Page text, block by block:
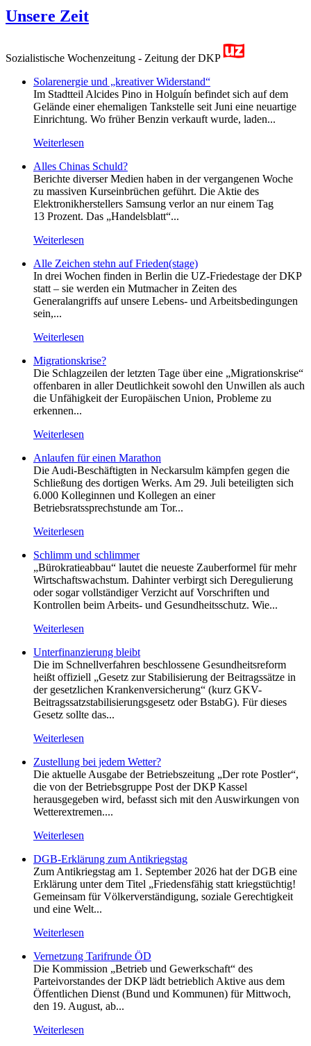
Unsere Zeit
Sozialistische Wochenzeitung - Zeitung der DKP
Solarenergie und „kreativer Widerstand“
Im Stadtteil Alcides Pino in Holguín befindet sich auf dem
Gelände einer ehemaligen Tankstelle seit Juni eine neuartige
Einrichtung. Wo früher Benzin verkauft wurde, laden...
Weiterlesen
Alles Chinas Schuld?
Berichte diverser Medien haben in der vergangenen Woche
zu massiven Kurseinbrüchen geführt. Die Aktie des
Elektronikherstellers Samsung verlor an nur einem Tag
13 Prozent. Das „Handelsblatt“...
Weiterlesen
Alle Zeichen stehn auf Frieden(stage)
In drei Wochen finden in Berlin die UZ-Friedestage der DKP
statt – sie werden ein Mutmacher in Zeiten des
Generalangriffs auf unsere Lebens- und Arbeitsbedingungen
sein,...
Weiterlesen
Migrationskrise?
Die Schlagzeilen der letzten Tage über eine „Migrationskrise“
offenbaren in aller Deutlichkeit sowohl den Unwillen als auch
die Unfähigkeit der Europäischen Union, Probleme zu
erkennen...
Weiterlesen
Anlaufen für einen Marathon
Die Audi-Beschäftigten in Neckarsulm kämpfen gegen die
Schließung des dortigen Werks. Am 29. Juli beteiligten sich
6.000 Kolleginnen und Kollegen an einer
Betriebsratssprechstunde am Tor...
Weiterlesen
Schlimm und schlimmer
„Bürokratieabbau“ lautet die neueste Zauberformel für mehr
Wirtschaftswachstum. Dahinter verbirgt sich Deregulierung
oder sogar vollständiger Verzicht auf Vorschriften und
Kontrollen beim Arbeits- und Gesundheitsschutz. Wie...
Weiterlesen
Unterfinanzierung bleibt
Die im Schnellverfahren beschlossene Gesundheitsreform
heißt offiziell „Gesetz zur Stabilisierung der Beitragssätze in
der gesetzlichen Krankenversicherung“ (kurz GKV-
Beitragssatzstabilisierungsgesetz oder BstabG). Für dieses
Gesetz sollte das...
Weiterlesen
Zustellung bei jedem Wetter?
Die aktuelle Ausgabe der Betriebszeitung „Der rote Postler“,
die von der Betriebsgruppe Post der DKP Kassel
herausgegeben wird, befasst sich mit den Auswirkungen von
Wetterextremen....
Weiterlesen
DGB-Erklärung zum Antikriegstag
Zum Antikriegstag am 1. September 2026 hat der DGB eine
Erklärung unter dem Titel „Friedensfähig statt kriegstüchtig!
Gemeinsam für Völkerverständigung, soziale Gerechtigkeit
und eine Welt...
Weiterlesen
Vernetzung Tarifrunde ÖD
Die Kommission „Betrieb und Gewerkschaft“ des
Parteivorstandes der DKP lädt betrieblich Aktive aus dem
Öffentlichen Dienst (Bund und Kommunen) für Mittwoch,
den 19. August, ab...
Weiterlesen